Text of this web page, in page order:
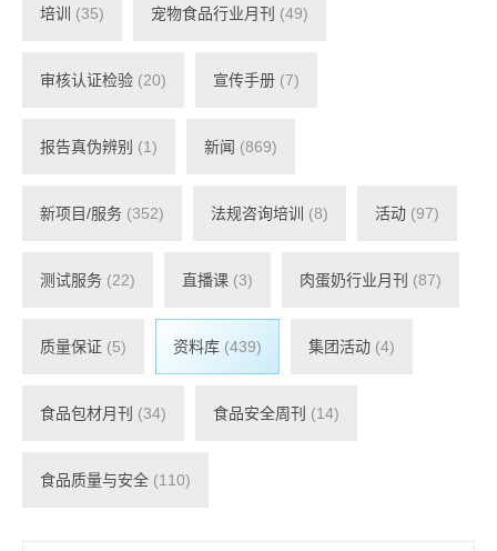
培训 (35) 宠物食品行业月刊 (49)
审核认证检验 (20) 宣传手册 (7)
报告真伪辨别 (1) 新闻 (869)
新项目/服务 (352) 法规咨询培训 (8) 活动 (97)
测试服务 (22) 直播课 (3) 肉蛋奶行业月刊 (87)
质量保证 (5) 资料库 (439) 集团活动 (4)
食品包材月刊 (34) 食品安全周刊 (14)
食品质量与安全 (110)